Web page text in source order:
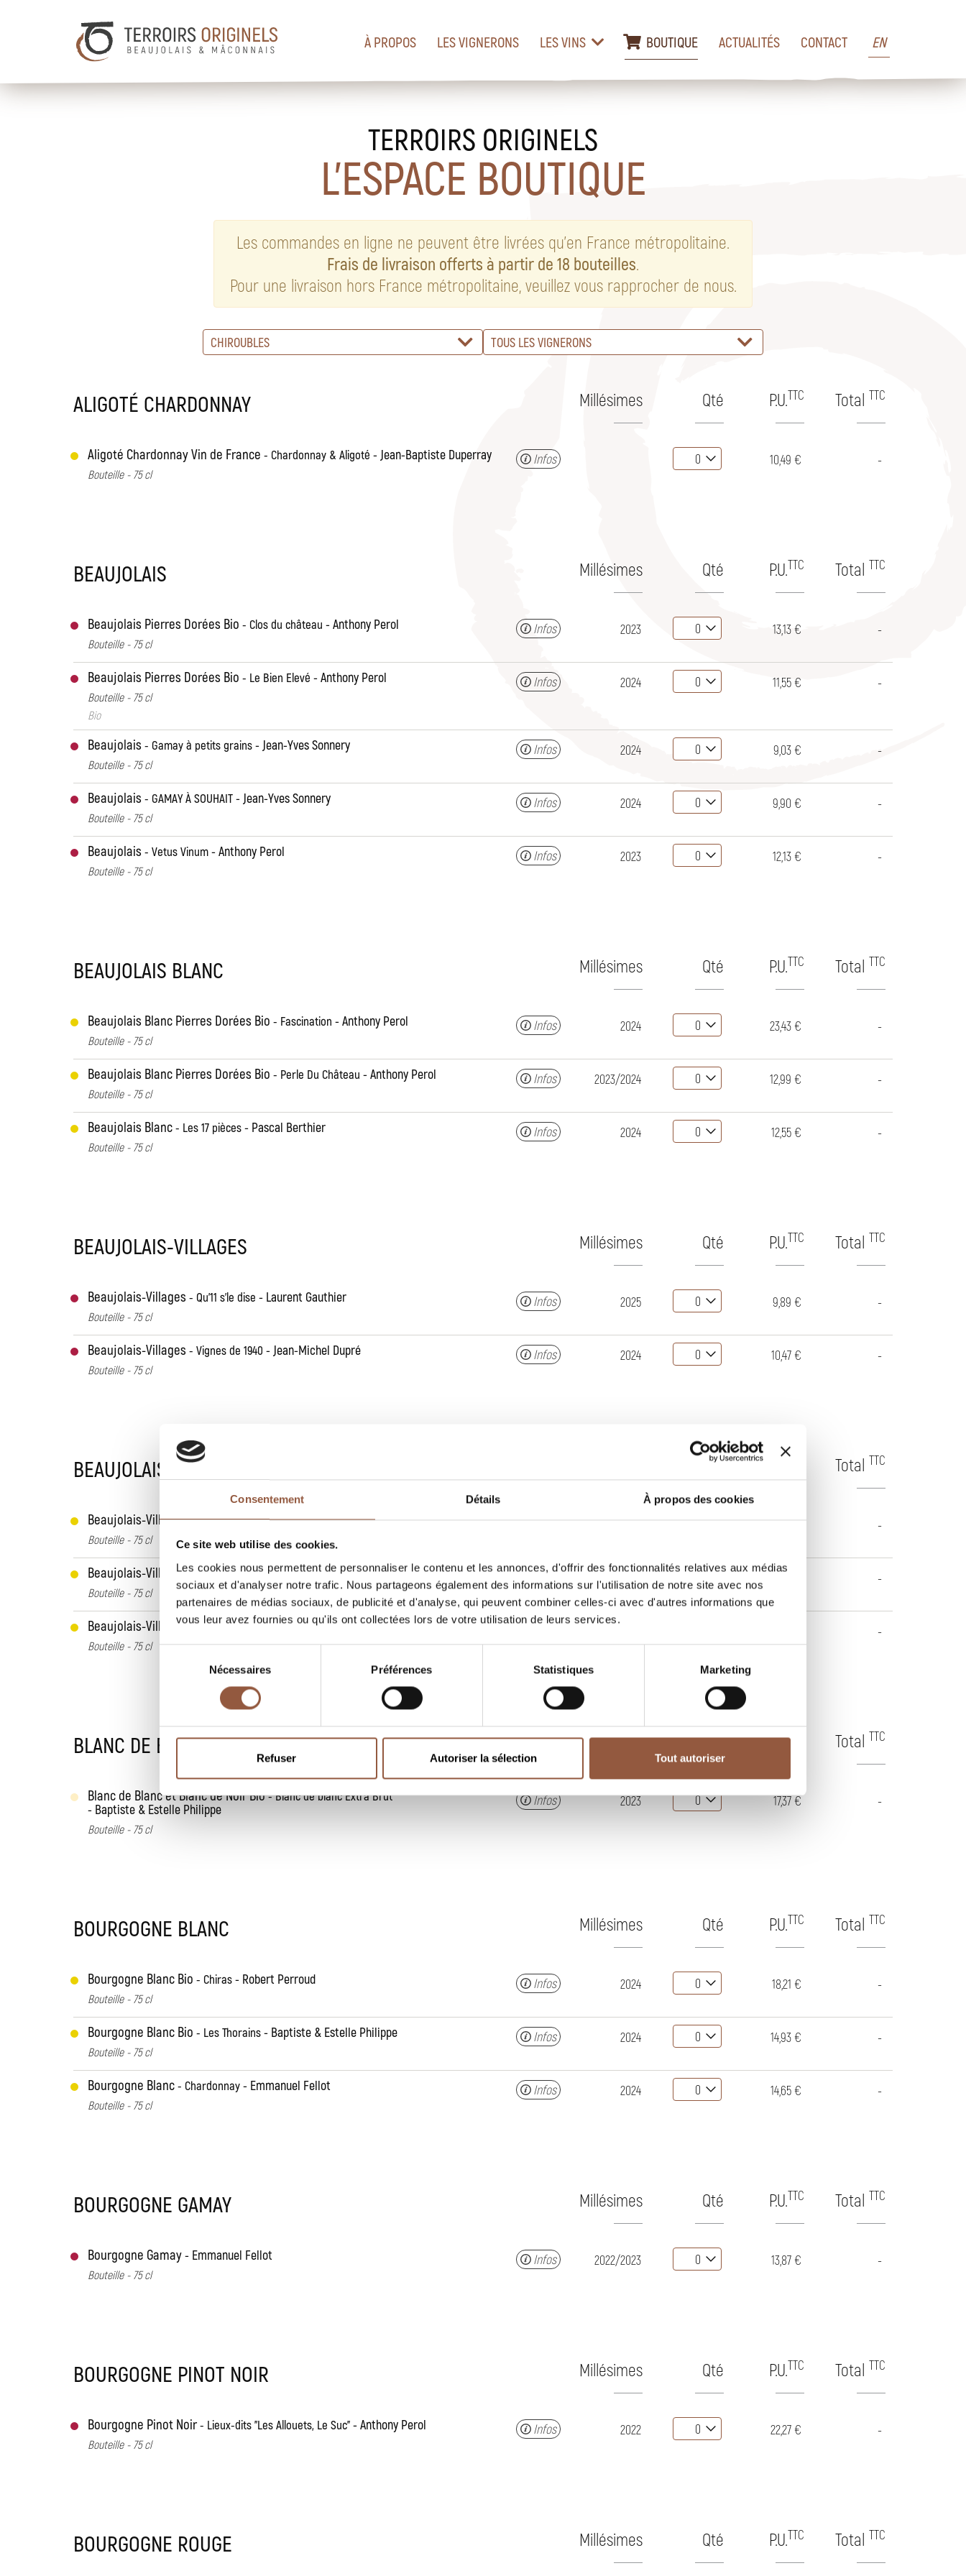
Consentement Détails À propos des cookies
Ce site web utilise des cookies.
Les cookies nous permettent de personnaliser le contenu et les annonces, d'offrir des fonctionnalités relatives aux médias
sociaux et d'analyser notre trafic. Nous partageons également des informations sur l'utilisation de notre site avec nos
partenaires de médias sociaux, de publicité et d'analyse, qui peuvent combiner celles-ci avec d'autres informations que
vous leur avez fournies ou qu'ils ont collectées lors de votre utilisation de leurs services.
consentement
Nécessaires Préférences Statistiques Marketing
Refuser Autoriser la sélection Tout autoriser
À PROPOS LES VIGNERONS LES VINS BOUTIQUE ACTUALITÉS CONTACT EN
TERROIRS ORIGINELS
L’ESPACE BOUTIQUE
Les commandes en ligne ne peuvent être livrées qu’en France métropolitaine.
Frais de livraison offerts à partir de 18 bouteilles.
Pour une livraison hors France métropolitaine, veuillez vous rapprocher de nous.
CHIROUBLES TOUS LES VIGNERONS
ALIGOTÉ CHARDONNAY Millésimes Qté P.U.TTC Total TTC
Aligoté Chardonnay Vin de France Chardonnay & Aligoté Jean-Baptiste Duperray
Bouteille - 75 cl
Infos 10,49 € -
BEAUJOLAIS Millésimes Qté P.U.TTC Total TTC
Beaujolais Pierres Dorées Bio Clos du château Anthony Perol
Bouteille - 75 cl
Infos 2023 13,13 € -
Beaujolais Pierres Dorées Bio Le Bien Elevé Anthony Perol
Bouteille - 75 cl
Bio
Infos 2024 11,55 € -
Beaujolais Gamay à petits grains Jean-Yves Sonnery
Bouteille - 75 cl
Infos 2024 9,03 € -
Beaujolais GAMAY À SOUHAIT Jean-Yves Sonnery
Bouteille - 75 cl
Infos 2024 9,90 € -
Beaujolais Vetus Vinum Anthony Perol
Bouteille - 75 cl
Infos 2023 12,13 € -
BEAUJOLAIS BLANC Millésimes Qté P.U.TTC Total TTC
Beaujolais Blanc Pierres Dorées Bio Fascination Anthony Perol
Bouteille - 75 cl
Infos 2024 23,43 € -
Beaujolais Blanc Pierres Dorées Bio Perle Du Château Anthony Perol
Bouteille - 75 cl
Infos 2023/2024 12,99 € -
Beaujolais Blanc Les 17 pièces Pascal Berthier
Bouteille - 75 cl
Infos 2024 12,55 € -
BEAUJOLAIS-VILLAGES Millésimes Qté P.U.TTC Total TTC
Beaujolais-Villages Qu'11 s'le dise Laurent Gauthier
Bouteille - 75 cl
Infos 2025 9,89 € -
Beaujolais-Villages Vignes de 1940 Jean-Michel Dupré
Bouteille - 75 cl
Infos 2024 10,47 € -
BEAUJOLAIS-VILLAGES BLANC Qté TTC Total TTC
Beaujolais-Villages Blanc Parcelle Les Bois Laurent Gauthier
Bouteille - 75 cl
Infos 2024/2025 12,41 € -
Beaujolais-Villages Blanc Pur Chardonnay Robert Perroud
Bouteille - 75 cl
Infos 2022 -
Beaujolais-Villages Blanc Terres Blanches Robert Perroud
Bouteille - 75 cl
-
BLANC DE BLANC ET BLANC DE NOIR Millésimes Qté P.U.TTC Total TTC
Blanc de Blanc et Blanc de Noir Bio Blanc de blanc Extra Brut
Baptiste & Estelle Philippe
Bouteille - 75 cl
Infos 2023 17,37 € -
BOURGOGNE BLANC Millésimes Qté P.U.TTC Total TTC
Bourgogne Blanc Bio Chiras Robert Perroud
Bouteille - 75 cl
Infos 2024 18,21 € -
Bourgogne Blanc Bio Les Thorains Baptiste & Estelle Philippe
Bouteille - 75 cl
Infos 2024 14,93 € -
Bourgogne Blanc Chardonnay Emmanuel Fellot
Bouteille - 75 cl
Infos 2024 14,65 € -
BOURGOGNE GAMAY Millésimes Qté P.U.TTC Total TTC
Bourgogne Gamay Emmanuel Fellot
Bouteille - 75 cl
Infos 2022/2023 13,87 € -
BOURGOGNE PINOT NOIR Millésimes Qté P.U.TTC Total TTC
Bourgogne Pinot Noir Lieux-dits "Les Allouets, Le Suc" Anthony Perol
Bouteille - 75 cl
Infos 2022 22,27 € -
BOURGOGNE ROUGE Millésimes Qté P.U.TTC Total TTC